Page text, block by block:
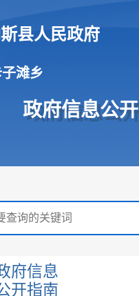
县人民政府
滩乡
政府信息公开
府信息
开指南